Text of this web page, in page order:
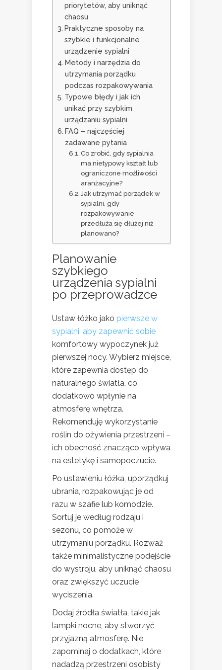
priorytetów, aby uniknąć
chaosu
Praktyczne sposoby na
szybkie i funkcjonalne
urządzenie sypialni
Metody i narzędzia do
utrzymania porządku
podczas rozpakowywania
Typowe błędy i jak ich
unikać przy szybkim
urządzaniu sypialni
FAQ – najczęściej
zadawane pytania
Co zrobić, gdy sypialnia
ma nietypowy kształt lub
ograniczone możliwości
aranżacyjne?
Jak utrzymać porządek w
sypialni, gdy
rozpakowywanie
przedłuża się dłużej niż
planowano?
Planowanie
szybkiego
urządzenia sypialni
po przeprowadzce
Ustaw łóżko jako pierwsze w
sypialni, aby zapewnić sobie
komfortowy wypoczynek już
pierwszej nocy. Wybierz miejsce,
które zapewnia dostęp do
naturalnego światła, co
dodatkowo wpłynie na
atmosferę wnętrza.
Rekomenduję wykorzystanie
roślin do ożywienia przestrzeni –
ich obecność znacząco wpływa
na estetykę i samopoczucie.
Po ustawieniu łóżka, uporządkuj
ubrania, rozpakowując je od
razu w szafie lub komodzie.
Sortuj je według rodzaju i
sezonu, co pomoże w
utrzymaniu porządku. Rozważ
także minimalistyczne podejście
do wystroju, aby uniknąć chaosu
oraz zwiększyć uczucie
wyciszenia.
Dodaj źródła światła, takie jak
lampki nocne, aby stworzyć
przyjazną atmosferę. Nie
zapominaj o dodatkach, które
nadadzą przestrzeni osobisty